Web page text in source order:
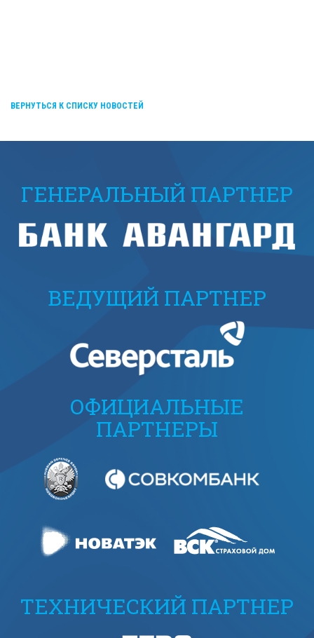
ВЕРНУТЬСЯ К СПИСКУ НОВОСТЕЙ
ГЕНЕРАЛЬНЫЙ ПАРТНЕР
ВЕДУЩИЙ ПАРТНЕР
ОФИЦИАЛЬНЫЕ
ПАРТНЕРЫ
ТЕХНИЧЕСКИЙ ПАРТНЕР